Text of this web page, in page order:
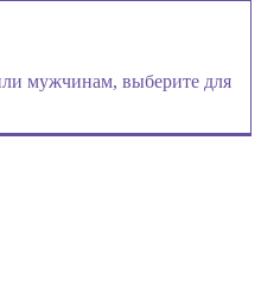
мужчинам, выберите для